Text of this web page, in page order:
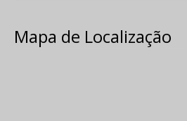
Mapa de Localização